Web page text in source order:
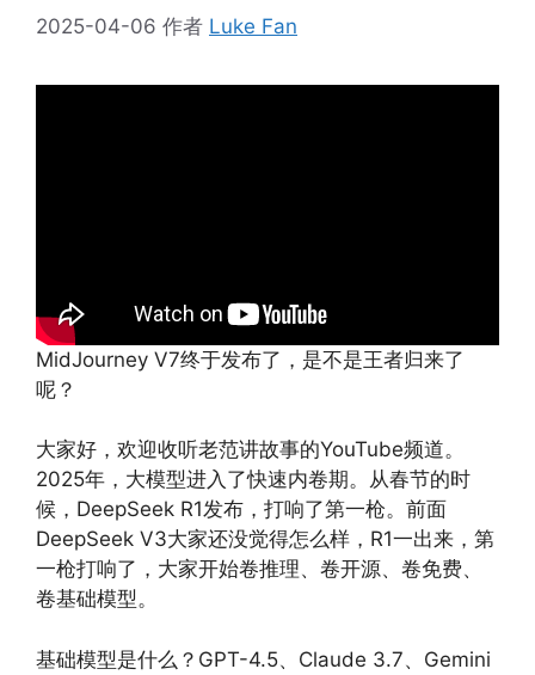
2025-04-06 作者 Luke Fan
MidJourney V7终于发布了，是不是王者归来了
呢？
大家好，欢迎收听老范讲故事的YouTube频道。
2025年，大模型进入了快速内卷期。从春节的时
候，DeepSeek R1发布，打响了第一枪。前面
DeepSeek V3大家还没觉得怎么样，R1一出来，第
一枪打响了，大家开始卷推理、卷开源、卷免费、
卷基础模型。
基础模型是什么？GPT-4.5、Claude 3.7、Gemini